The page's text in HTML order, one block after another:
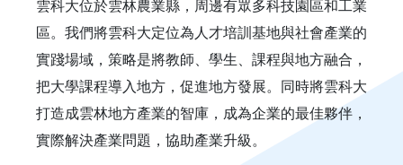
雲科大位於雲林農業縣，周邊有眾多科技園區和工業
區。我們將雲科大定位為人才培訓基地與社會產業的
實踐場域，策略是將教師、學生、課程與地方融合，
把大學課程導入地方，促進地方發展。同時將雲科大
打造成雲林地方產業的智庫，成為企業的最佳夥伴，
實際解決產業問題，協助產業升級。